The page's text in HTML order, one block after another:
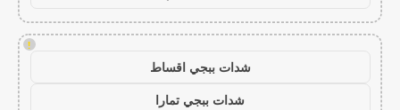
!
شدات ببجي اقساط
شدات ببجي تمارا